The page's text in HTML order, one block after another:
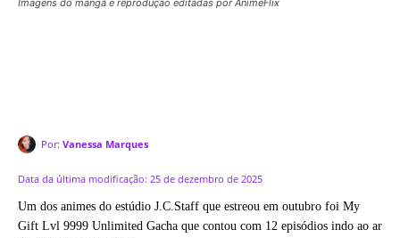
Por: Vanessa Marques
Data da última modificação: 25 de dezembro de 2025
Um dos animes do estúdio J.C.Staff que estreou em outubro foi My
Gift Lvl 9999 Unlimited Gacha que contou com 12 episódios indo ao ar